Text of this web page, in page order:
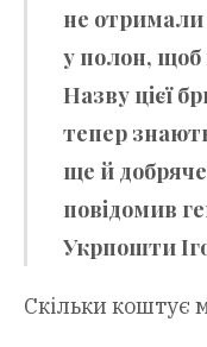
не отримали
у полон, щоб
Назву цієї
тепер
ще й
повідомив
Укрпошти
Скільки коштує